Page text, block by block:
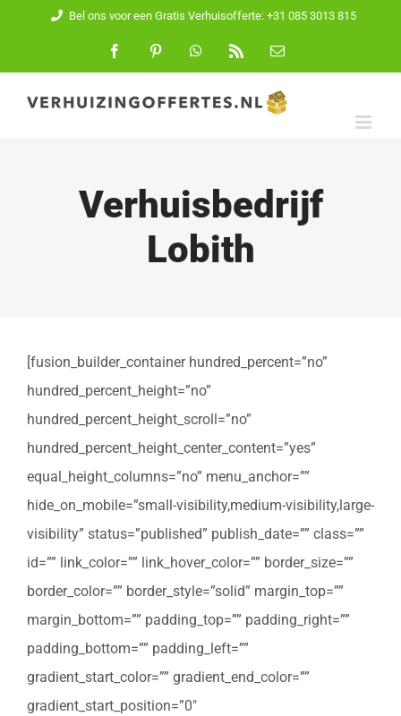
inhoud
Bel ons voor een Gratis Verhuisofferte: +31 085 3013 815
FacebookPinterest WhatsApp
E-
Verhuisbedrijf
Lobith
[fusion_builder_container hundred_percent=”no”
hundred_percent_height=”no”
hundred_percent_height_scroll=”no”
hundred_percent_height_center_content=”yes”
equal_height_columns=”no” menu_anchor=””
hide_on_mobile=”small-visibility,medium-visibility,large-
visibility” status=”published” publish_date=”” class=””
id=”” link_color=”” link_hover_color=”” border_size=””
border_color=”” border_style=”solid” margin_top=””
margin_bottom=”” padding_top=”” padding_right=””
padding_bottom=”” padding_left=””
gradient_start_color=”” gradient_end_color=””
gradient_start_position=”0″